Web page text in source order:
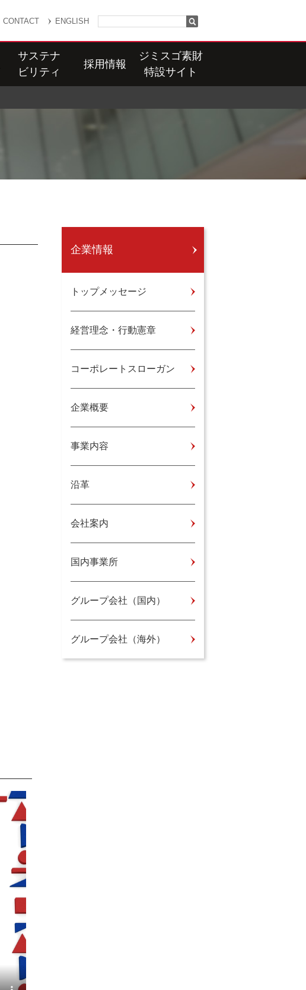
CONTACT ENGLISH
サステナ
ビリティ
採用情報
ジミスゴ素財
特設サイト
企業情報
トップメッセージ
経営理念・行動憲章
コーポレートスローガン
企業概要
事業内容
沿革
会社案内
国内事業所
グループ会社（国内）
グループ会社（海外）